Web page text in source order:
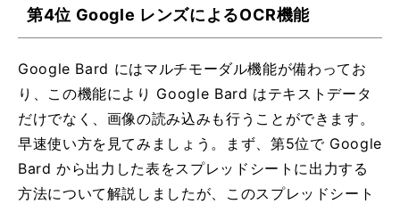
第4位 Google レンズによるOCR機能
Google Bard にはマルチモーダル機能が備わってお
り、この機能により Google Bard はテキストデータ
だけでなく、画像の読み込みも行うことができます。
早速使い方を見てみましょう。まず、第5位で Google
Bard から出力した表をスプレッドシートに出力する
方法について解説しましたが、このスプレッドシート